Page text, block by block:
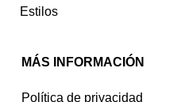
Estilos
MÁS INFORMACIÓN
Política de privacidad